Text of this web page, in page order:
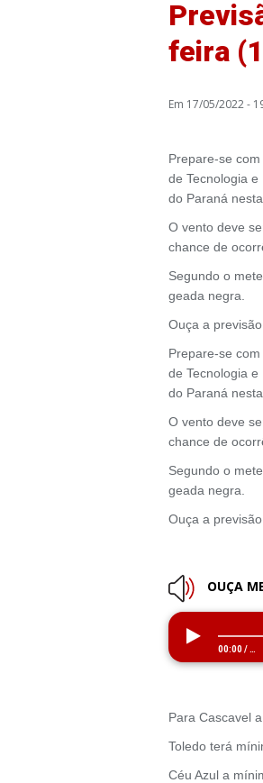
feira
Em 17/05/2022 -
Prepare-se
de Tecnologia
do Paraná
O vento deve
chance de
Segundo o
geada negra.
Ouça a
Prepare-se
de Tecnologia
do Paraná
O vento deve
chance de
Segundo o
geada negra.
Ouça a
OUÇA
00:00/ …
Para Cascavel
Toledo terá
Céu Azul a